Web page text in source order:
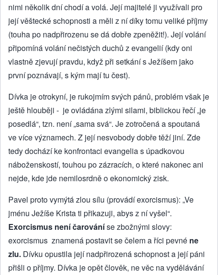
nimi několik dní chodí a volá. Její majitelé ji využívali pro
její věštecké schopnosti a měli z ní díky tomu veliké příjmy
(touha po nadpřirozenu se dá dobře zpeněžit!). Její volání
připomíná volání nečistých duchů z evangelií (kdy oni
vlastně zjevují pravdu, když při setkání s Ježíšem jako
první poznávají, s kým mají tu čest).
Dívka je otrokyní, je rukojmím svých pánů, problém však je
ještě hlouběji - je ovládána zlými silami, biblickou řečí „je
posedlá“, tzn. není „sama svá“. Je zotročená a spoutaná
ve více významech. Z její nesvobody dobře těží jiní. Zde
tedy dochází ke konfrontaci evangelia s úpadkovou
náboženskostí, touhou po zázracích, o které nakonec ani
nejde, kde jde nemilosrdně o ekonomický zisk.
Pavel proto vymýtá zlou sílu (provádí exorcismus): „Ve
jménu Ježíše Krista ti přikazuji, abys z ní vyšel“.
Exorcismus není čarováníse zbožnými slovy:
exorcismus znamená postavit se čelem a říci pevné ne
zlu. Dívku opustila její nadpřirozená schopnost a její páni
přišli o příjmy. Dívka je opět člověk, ne věc na vydělávání